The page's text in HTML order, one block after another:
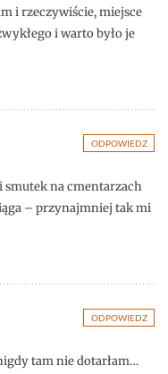
i rzeczywiście, miejsce
i warto było je
ODPOWIEDZ
smutek na cmentarzach
– przynajmniej tak mi
ODPOWIEDZ
tam nie dotarłam…